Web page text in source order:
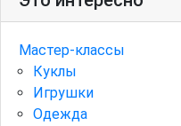
Мастер-классы
Куклы
Игрушки
Одежда